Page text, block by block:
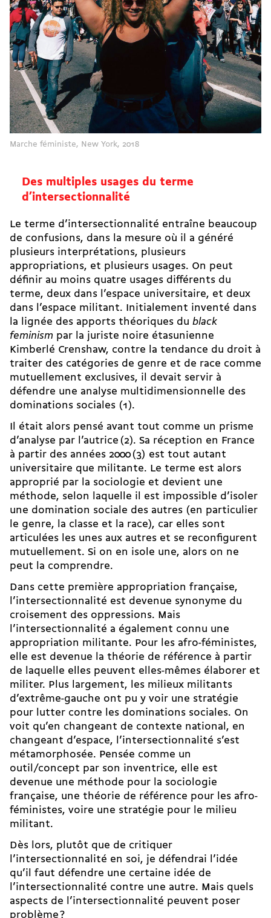
Marche féministe, New York, 2018
Des multiples usages du terme
d’intersectionnalité
Le terme d’intersectionnalité entraîne beaucoup
de confusions, dans la mesure où il a généré
plusieurs interprétations, plusieurs
appropriations, et plusieurs usages. On peut
définir au moins quatre usages différents du
terme, deux dans l’espace universitaire, et deux
dans l’espace militant. Initialement inventé dans
la lignée des apports théoriques du black
feminism par la juriste noire étasunienne
Kimberlé Crenshaw, contre la tendance du droit à
traiter des catégories de genre et de race comme
mutuellement exclusives, il devait servir à
défendre une analyse multidimensionnelle des
dominations sociales (1).
Il était alors pensé avant tout comme un prisme
d’analyse par l’autrice (2). Sa réception en France
à partir des années 2000 (3) est tout autant
universitaire que militante. Le terme est alors
approprié par la sociologie et devient une
méthode, selon laquelle il est impossible d’isoler
une domination sociale des autres (en particulier
le genre, la classe et la race), car elles sont
articulées les unes aux autres et se reconfigurent
mutuellement. Si on en isole une, alors on ne
peut la comprendre.
Dans cette première appropriation française,
l’intersectionnalité est devenue synonyme du
croisement des oppressions. Mais
l’intersectionnalité a également connu une
appropriation militante. Pour les afro-féministes,
elle est devenue la théorie de référence à partir
de laquelle elles peuvent elles-mêmes élaborer et
militer. Plus largement, les milieux militants
d’extrême-gauche ont pu y voir une stratégie
pour lutter contre les dominations sociales. On
voit qu’en changeant de contexte national, en
changeant d’espace, l’intersectionnalité s’est
métamorphosée. Pensée comme un
outil/concept par son inventrice, elle est
devenue une méthode pour la sociologie
française, une théorie de référence pour les afro-
féministes, voire une stratégie pour le milieu
militant.
Dès lors, plutôt que de critiquer
l’intersectionnalité en soi, je défendrai l’idée
qu’il faut défendre une certaine idée de
l’intersectionnalité contre une autre. Mais quels
aspects de l’intersectionnalité peuvent poser
problème ?